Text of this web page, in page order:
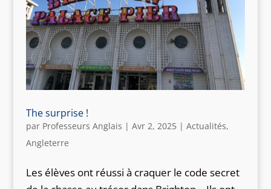
The surprise !
par Professeurs Anglais | Avr 2, 2025 | Actualités,
Angleterre
Les élèves ont réussi à craquer le code secret